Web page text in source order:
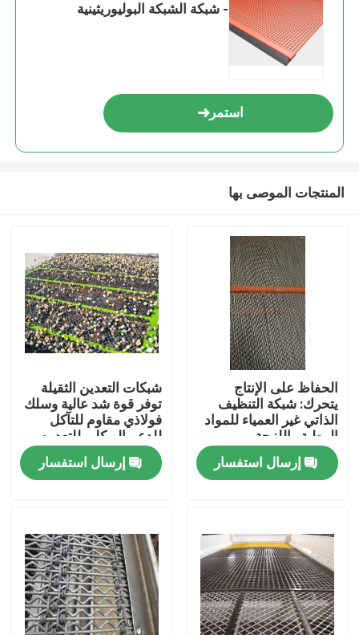
المنتجات
حولنا
- شبكة الشبكة البوليوريثينية
استمر
المنتجات الموصى بها
الحفاظ على الإنتاج
يتحرك: شبكة التنظيف
الذاتي غير العمياء للمواد
الرطبة واللزجة
إرسال استفسار
شبكات التعدين الثقيلة
توفر قوة شد عالية وسلك
فولاذي مقاوم للتآكل
للدعم الهيكلي للتعدين
إرسال استفسار